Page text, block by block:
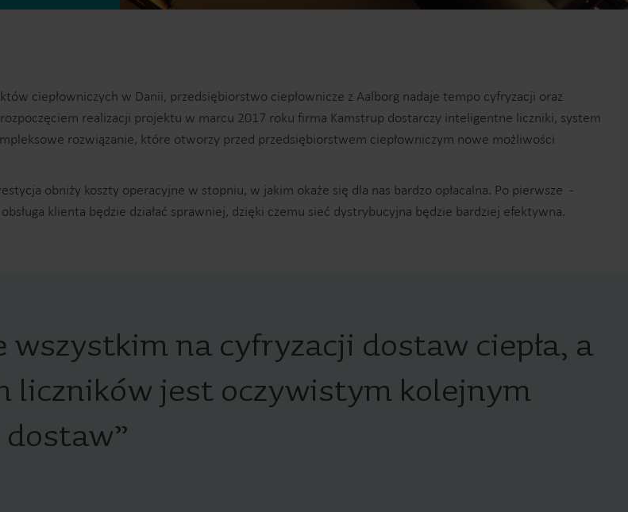
energią.
podlicznikowe
podlicznikowe do precyzyjnego
i efektywnego zarządzania
Szczegółowe informacje i materiały dotyczące
wszystkich naszych innowacyjnych rozwiązań
można znaleźć w centrum produktowym.
ciepłowniczych w Danii, przedsiębiorstwo ciepłownicze z Aalborg nadaje tempo cyfryzacji oraz
realizacji projektu w marcu 2017 roku firma Kamstrup dostarczy inteligentne liczniki, system
rozwiązanie, które otworzy przed przedsiębiorstwem ciepłowniczym nowe możliwości
obniży koszty operacyjne w stopniu, w jakim okaże się dla nas bardzo opłacalna. Po pierwsze -
klienta będzie działać sprawniej, dzięki czemu sieć dystrybucyjna będzie bardziej efektywna.
na cyfryzacji dostaw ciepła, a
liczników jest oczywistym kolejnym
dostaw”